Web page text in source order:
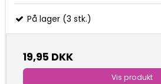
På lager (3 stk.)
19,95 DKK
Vis produkt